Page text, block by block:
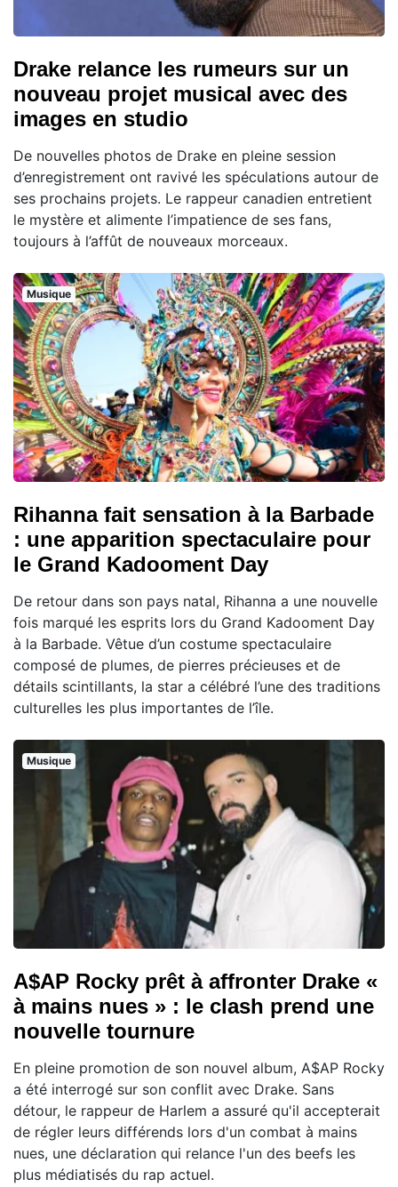
Drake relance les rumeurs sur un
nouveau projet musical avec des
images en studio
De nouvelles photos de Drake en pleine session
d’enregistrement ont ravivé les spéculations autour de
ses prochains projets. Le rappeur canadien entretient
le mystère et alimente l’impatience de ses fans,
toujours à l’affût de nouveaux morceaux.
Musique
Rihanna fait sensation à la Barbade
: une apparition spectaculaire pour
le Grand Kadooment Day
De retour dans son pays natal, Rihanna a une nouvelle
fois marqué les esprits lors du Grand Kadooment Day
à la Barbade. Vêtue d’un costume spectaculaire
composé de plumes, de pierres précieuses et de
détails scintillants, la star a célébré l’une des traditions
culturelles les plus importantes de l’île.
Musique
A$AP Rocky prêt à affronter Drake «
à mains nues » : le clash prend une
nouvelle tournure
En pleine promotion de son nouvel album, A$AP Rocky
a été interrogé sur son conflit avec Drake. Sans
détour, le rappeur de Harlem a assuré qu'il accepterait
de régler leurs différends lors d'un combat à mains
nues, une déclaration qui relance l'un des beefs les
plus médiatisés du rap actuel.